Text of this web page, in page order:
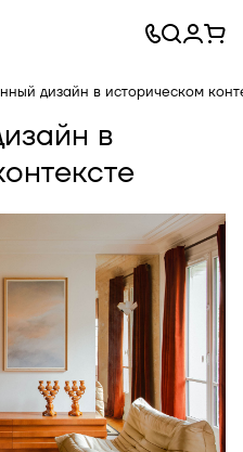
дизайн в историческом
в